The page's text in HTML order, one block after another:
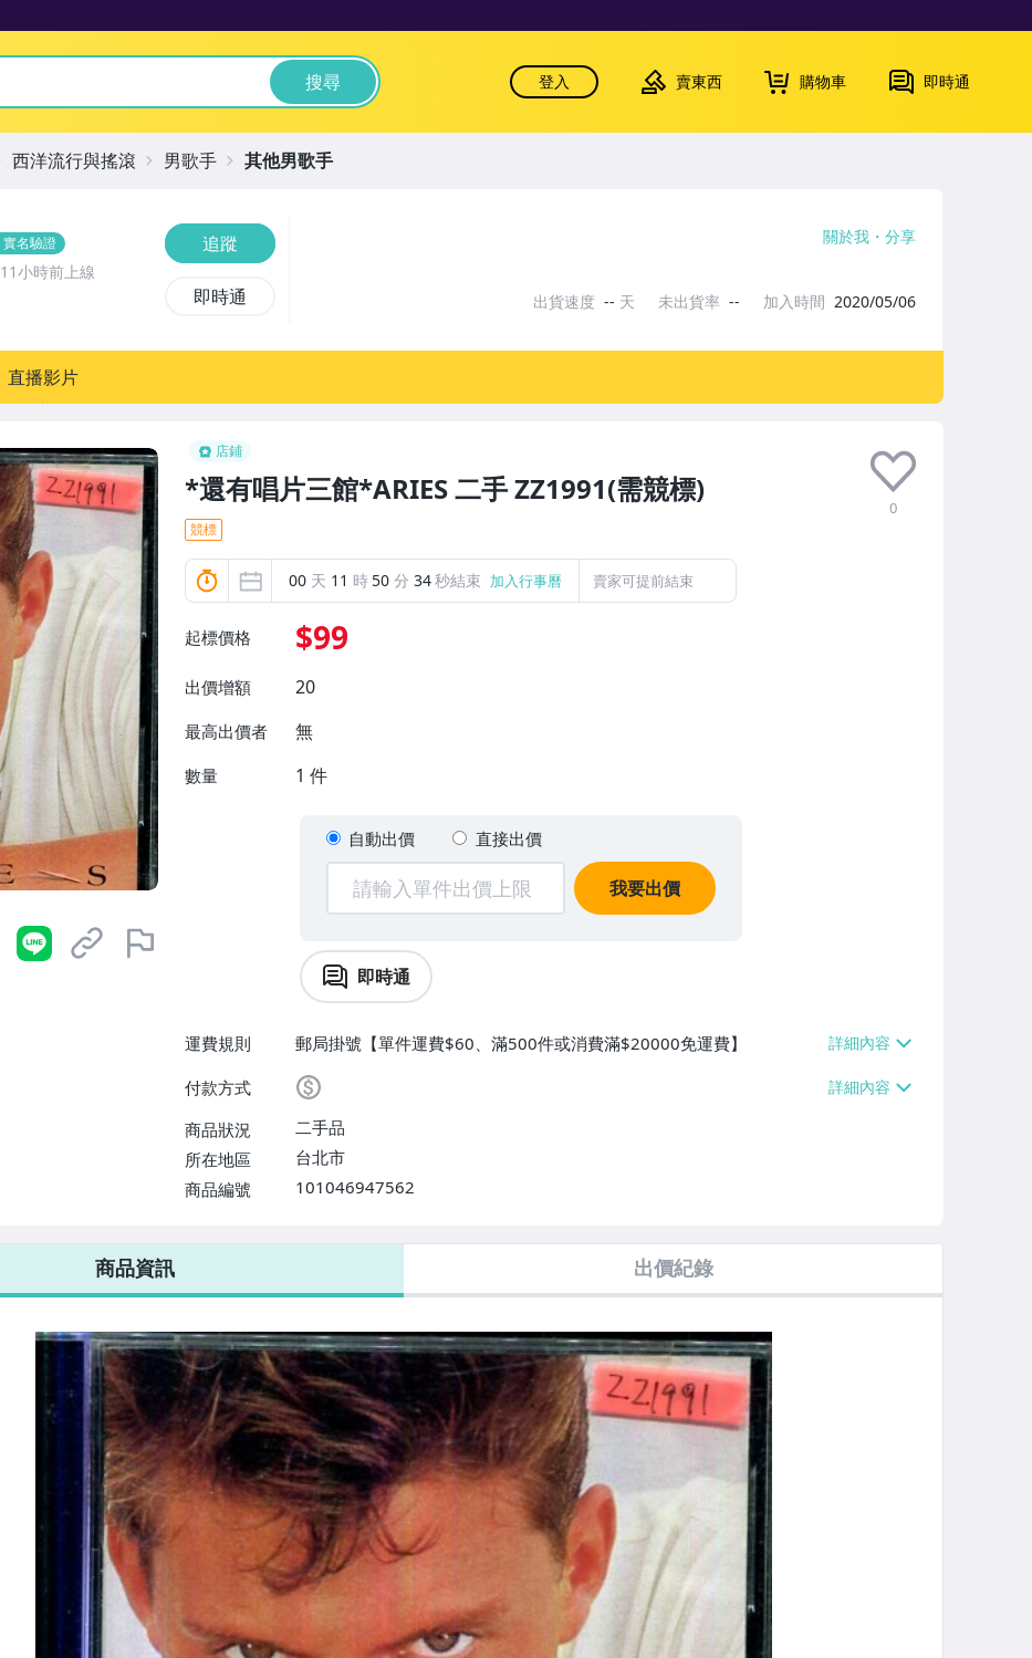
搜尋 登入 賣東西 購物車 即時通
店鋪
*還有唱片三館*ARIES 二手 ZZ1991(需競標)
0
競標
00 天 11 時 50 分 32秒結束 加入行事曆 賣家可提前結束
起標價格 $99
出價增額 20
最高出價者 無
數量 1 件
自動出價 直接出價
我要出價
即時通
運費規則
郵局掛號【單件運費$60、滿500件或消費滿$20000免運費】
付款方式
商品狀況
二手品
所在地區
台北市
商品編號
101046947562
實名驗證
11小時前上線
追蹤
即時通
關於我 分享
出貨速度 -- 天 未出貨率 -- 加入時間 2020/05/06
直播影片
西洋流行與搖滾 男歌手 其他男歌手
商品資訊 出價紀錄